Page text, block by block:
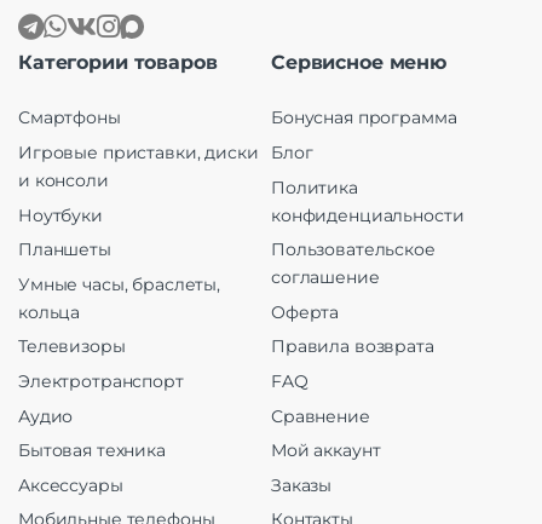
Категории товаров
Смартфоны
Игровые приставки, диски
и консоли
Ноутбуки
Планшеты
Умные часы, браслеты,
кольца
Телевизоры
Электротранспорт
Аудио
Бытовая техника
Аксессуары
Мобильные телефоны
Сервисное меню
Бонусная программа
Блог
Политика
конфиденциальности
Пользовательское
соглашение
Оферта
Правила возврата
FAQ
Сравнение
Мой аккаунт
Заказы
Контакты